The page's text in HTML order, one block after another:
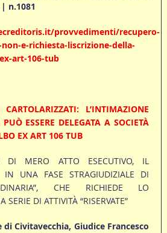
n.1081
provvedimenti/recupero-
e-richiesta-liscrizione-della-
art-106-tub
CARTOLARIZZATI: L’INTIMAZIONE
ESSERE DELEGATA A SOCIETÀ
EX ART 106 TUB
DI MERO ATTO ESECUTIVO, IL
IN UNA FASE STRAGIUDIZIALE DI
CHE RICHIEDE LO
DI ATTIVITÀ “RISERVATE”
Civitavecchia, Giudice Francesco